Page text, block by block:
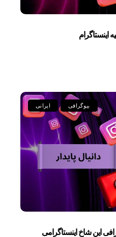
اینستاگرام
ایرانی بیوگرافی
این شاخ اینستاگرامی